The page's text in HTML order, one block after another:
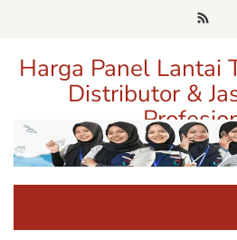
Harga Panel Lantai
Distributor &
Pusat Informasi Harga, Distributor,
Terpercaya di